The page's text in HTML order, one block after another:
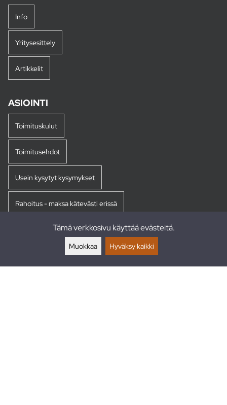
Info
Yritysesittely
Artikkelit
ASIOINTI
Toimituskulut
Toimitusehdot
Usein kysytyt kysymykset
Rahoitus - maksa kätevästi erissä
Tämä verkkosivu käyttää evästeitä.
Muokkaa Hyväksy kaikki